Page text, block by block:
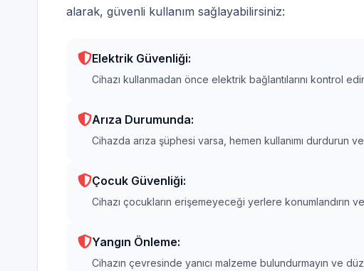
alarak, güvenli kullanım sağlayabilirsiniz:
Elektrik Güvenliği:
Cihazı kullanmadan önce elektrik bağlantılarını kontrol
Arıza Durumunda:
Cihazda arıza şüphesi varsa, hemen kullanımı durdurun
Çocuk Güvenliği:
Cihazı çocukların erişemeyeceği yerlere konumlandırın
Yangın Önleme:
Cihazın çevresinde yanıcı malzeme bulundurmayın ve